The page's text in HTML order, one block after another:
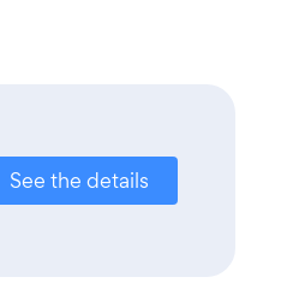
See the details